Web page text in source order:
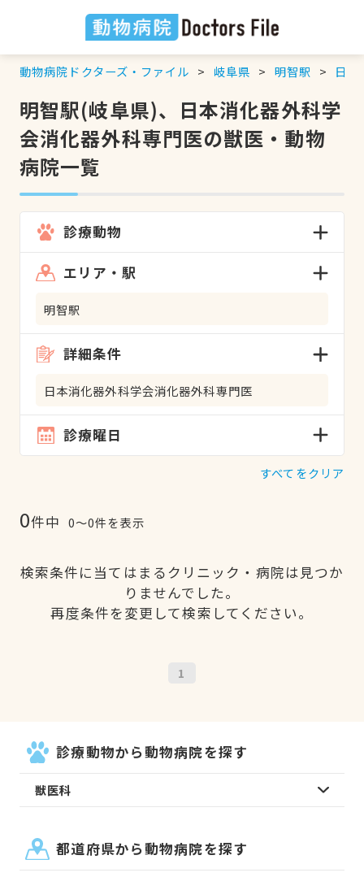
動物病院ドクターズ・ファイル 岐阜県 明智駅 日本
明智駅(岐阜県)、日本消化器外科学
会消化器外科専門医の獣医・動物
病院一覧
診療動物
エリア・駅
明智駅
詳細条件
日本消化器外科学会消化器外科専門医
診療曜日
すべてをクリア
0件中 0〜0件を表示
検索条件に当てはまるクリニック・病院は見つか
りませんでした。
再度条件を変更して検索してください。
1
診療動物から動物病院を探す
獣医科
都道府県から動物病院を探す